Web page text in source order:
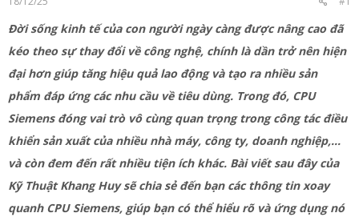
Đời sống kinh tế của con người ngày càng được nâng cao đã
kéo theo sự thay đổi về công nghệ, chính là dần trở nên hiện
đại hơn giúp tăng hiệu quả lao động và tạo ra nhiều sản
phẩm đáp ứng các nhu cầu về tiêu dùng. Trong đó, CPU
Siemens đóng vai trò vô cùng quan trọng trong công tác điều
khiển sản xuất của nhiều nhà máy, công ty, doanh nghiệp,…
và còn đem đến rất nhiều tiện ích khác. Bài viết sau đây của
Kỹ Thuật Khang Huy sẽ chia sẻ đến bạn các thông tin xoay
quanh CPU Siemens, giúp bạn có thể hiểu rõ và ứng dụng nó